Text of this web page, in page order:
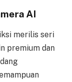
AI
merilis seri
premium dan